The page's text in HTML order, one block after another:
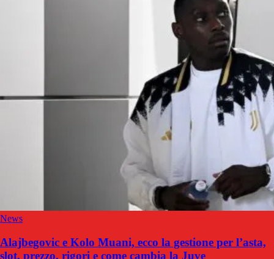
News
Alajbegovic e Kolo Muani, ecco la gestione per l’asta,
slot, prezzo, rigori e come cambia la Juve